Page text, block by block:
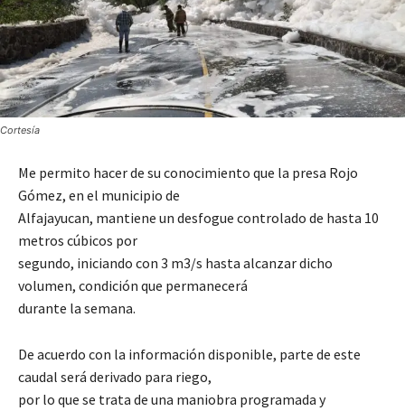
Cortesía
Me permito hacer de su conocimiento que la presa Rojo
Gómez, en el municipio de
Alfajayucan, mantiene un desfogue controlado de hasta 10
metros cúbicos por
segundo, iniciando con 3 m3/s hasta alcanzar dicho
volumen, condición que permanecerá
durante la semana.
De acuerdo con la información disponible, parte de este
caudal será derivado para riego,
por lo que se trata de una maniobra programada y